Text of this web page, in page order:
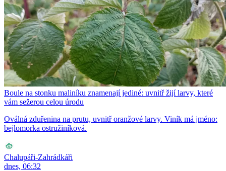
Boule na stonku maliníku znamenají jediné: uvnitř žijí larvy, které
vám sežerou celou úrodu
Oválná zduřenina na prutu, uvnitř oranžové larvy. Viník má jméno:
bejlomorka ostružiníková.
Chalupáři-Zahrádkáři
dnes, 06:32